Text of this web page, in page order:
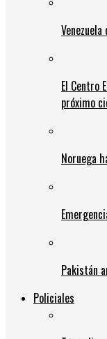
El Centro
próximo
Noruega
Pakistán
Policiales